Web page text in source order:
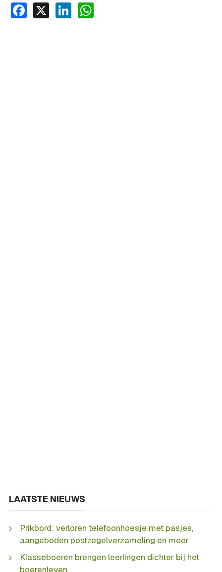
Facebook
X LinkedIn
LAATSTE NIEUWS
Prikbord: verloren telefoonhoesje met pasjes,
aangeboden postzegelverzameling en meer
Klasseboeren brengen leerlingen dichter bij het
boerenleven